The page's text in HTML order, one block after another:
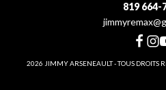
819 664-
2026 JIMMY ARSENEAULT - TOUS DROITS